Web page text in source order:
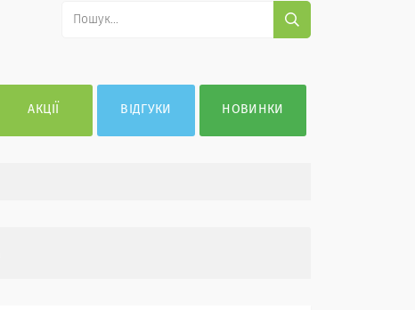
АКЦІЇ ВІДГУКИ НОВИНКИ